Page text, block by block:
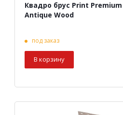
Квадро брус Print
Antique Wood
под заказ
В корзину